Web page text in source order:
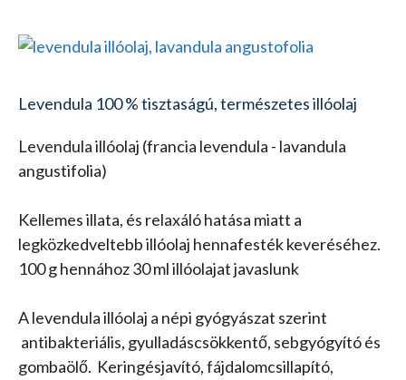
Levendula 100 % tisztaságú, természetes illóolaj
Levendula illóolaj (francia levendula - lavandula
angustifolia)
Kellemes illata, és relaxáló hatása miatt a
legközkedveltebb illóolaj hennafesték keveréséhez.
100 g hennához 30 ml illóolajat javaslunk
A levendula illóolaj a népi gyógyászat szerint
antibakteriális, gyulladáscsökkentő, sebgyógyító és
gombaölő. Keringésjavító, fájdalomcsillapító,